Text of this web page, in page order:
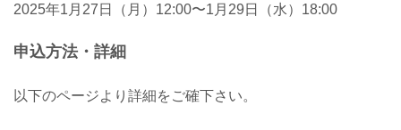
2025年1月27日（月）12:00〜1月29日（水）18:00
申込方法・詳細
以下のページより詳細をご確下さい。